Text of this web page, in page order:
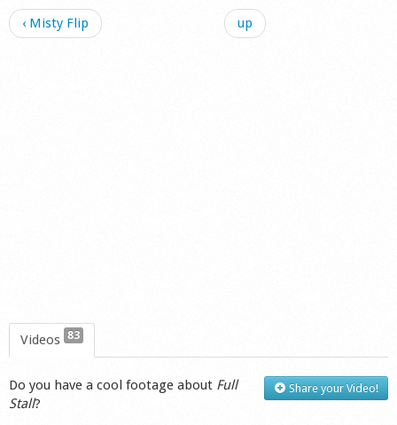
‹ Misty Flip up
Videos 83
Share your Video!
Do you have a cool footage about Full
Stall?